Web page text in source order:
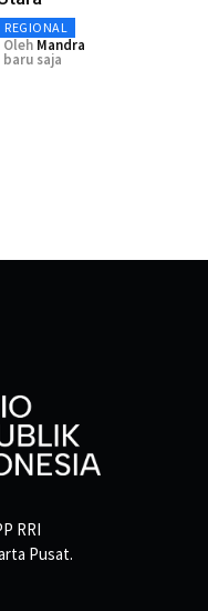
REGIONAL
Oleh Mandra
baru saja
RRI
Pusat.